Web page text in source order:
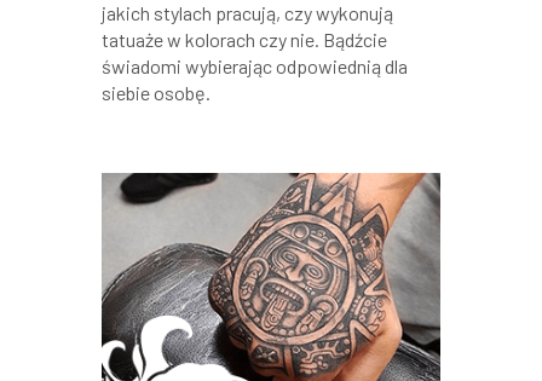
jakich stylach pracują, czy wykonują
tatuaże w kolorach czy nie. Bądźcie
świadomi wybierając odpowiednią dla
siebie osobę.